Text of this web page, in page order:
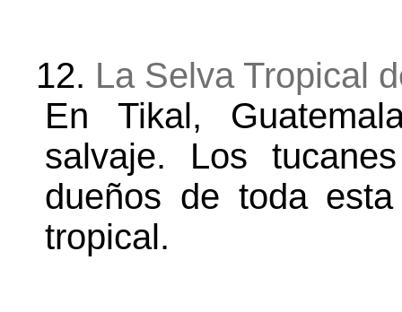
12. La Selva Tropical
En Tikal,
salvaje. Los
dueños de toda
tropical.